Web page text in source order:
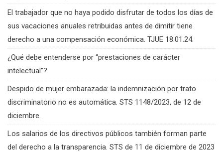
El trabajador que no haya podido disfrutar de todos los días de
sus vacaciones anuales retribuidas antes de dimitir tiene
derecho a una compensación económica. TJUE 18.01.24.
¿Qué debe entenderse por “prestaciones de carácter
intelectual”?
Despido de mujer embarazada: la indemnización por trato
discriminatorio no es automática. STS 1148/2023, de 12 de
diciembre.
Los salarios de los directivos públicos también forman parte
del derecho a la transparencia. STS de 11 de diciembre de 2023